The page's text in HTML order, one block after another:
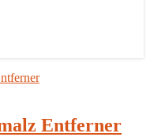
Entferner